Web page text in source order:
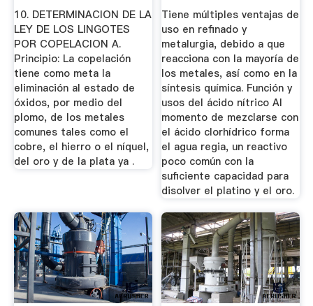
10. DETERMINACION DE LA
LEY DE LOS LINGOTES
POR COPELACION A.
Principio: La copelación
tiene como meta la
eliminación al estado de
óxidos, por medio del
plomo, de los metales
comunes tales como el
cobre, el hierro o el níquel,
del oro y de la plata ya .
Tiene múltiples ventajas de
uso en refinado y
metalurgia, debido a que
reacciona con la mayoría de
los metales, así como en la
síntesis química. Función y
usos del ácido nítrico Al
momento de mezclarse con
el ácido clorhídrico forma
el agua regia, un reactivo
poco común con la
suficiente capacidad para
disolver el platino y el oro.